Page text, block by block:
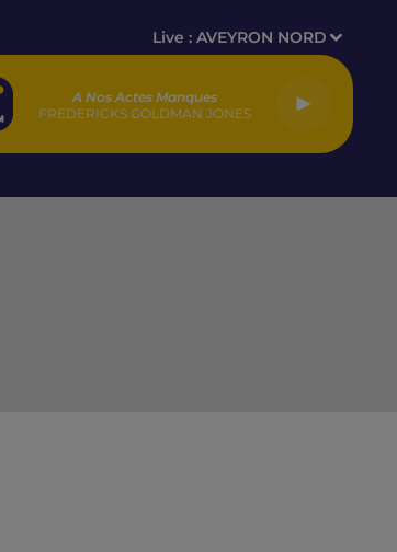
Live :AVEYRON NORD
A Nos Actes Manques
FREDERICKS GOLDMAN JONES